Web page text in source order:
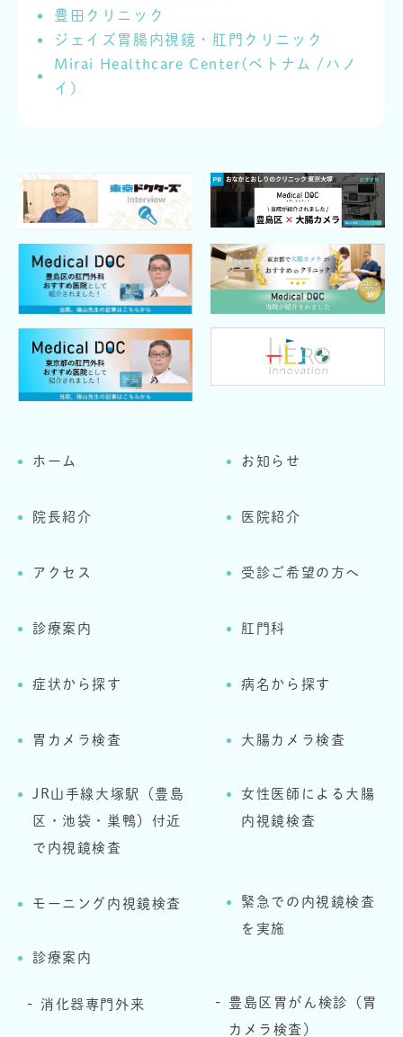
豊田クリニック
ジェイズ胃腸内視鏡・肛門クリニック
Mirai Healthcare Center(ベトナム /ハノ
イ)
ホーム お知らせ
院長紹介 医院紹介
アクセス 受診ご希望の方へ
診療案内 肛門科
症状から探す 病名から探す
胃カメラ検査 大腸カメラ検査
JR山手線大塚駅（豊島
区・池袋・巣鴨）付近
で内視鏡検査
女性医師による大腸
内視鏡検査
モーニング内視鏡検査
緊急での内視鏡検査
を実施
診療案内
消化器専門外来
豊島区胃がん検診（胃
カメラ検査）